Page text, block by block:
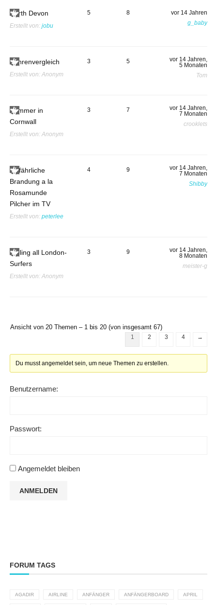
North Devon
Erstellt von: jobu
5 8
vor 14 Jahren
g_baby
Fährenvergleich
Erstellt von: Anonym
3 5
vor 14 Jahren,
5 Monaten
Tom
Sommer in
Cornwall
Erstellt von: Anonym
3 7
vor 14 Jahren,
7 Monaten
crooklets
Gefährliche
Brandung a la
Rosamunde
Pilcher im TV
Erstellt von: peterlee
4 9
vor 14 Jahren,
7 Monaten
Shibby
Calling all London-
Surfers
Erstellt von: Anonym
3 9
vor 14 Jahren,
8 Monaten
meister-g
Ansicht von 20 Themen – 1 bis 20 (von insgesamt 67)
1 2 3 4 →
Du musst angemeldet sein, um neue Themen zu erstellen.
Benutzername:
Passwort:
Angemeldet bleiben
ANMELDEN
FORUM TAGS
AGADIR AIRLINE ANFÄNGER ANFÄNGERBOARD APRIL